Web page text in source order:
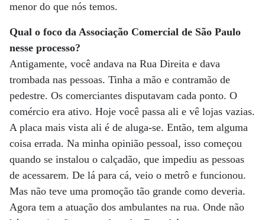
menor do que nós temos.
Qual o foco da Associação Comercial de São Paulo
nesse processo?
Antigamente, você andava na Rua Direita e dava
trombada nas pessoas. Tinha a mão e contramão de
pedestre. Os comerciantes disputavam cada ponto. O
comércio era ativo. Hoje você passa ali e vê lojas vazias.
A placa mais vista ali é de aluga-se. Então, tem alguma
coisa errada. Na minha opinião pessoal, isso começou
quando se instalou o calçadão, que impediu as pessoas
de acessarem. De lá para cá, veio o metrô e funcionou.
Mas não teve uma promoção tão grande como deveria.
Agora tem a atuação dos ambulantes na rua. Onde não